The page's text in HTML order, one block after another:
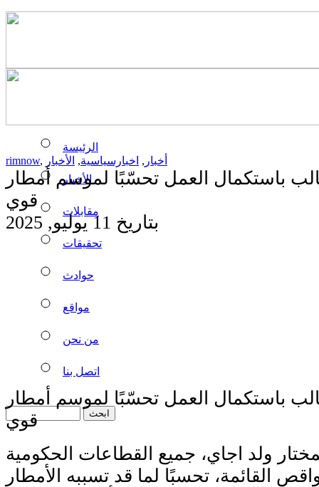
الرئيسة
الأخبار
مقابلات
تحقيقات
حوادث
مواقع
من نحن
اتصل بنا
rimnow, أخبار , اخبارسياسية, الأخبار
باستكمال العمل تحسّبًا لموسم أمطار
قوي
بتاريخ 11 يوليو, 2025
باستكمال العمل تحسّبًا لموسم أمطار
قوي
ولد اجاي، جميع القطاعات الحكومية
القائمة، تحسبًا لما قد تسببه الأمطار